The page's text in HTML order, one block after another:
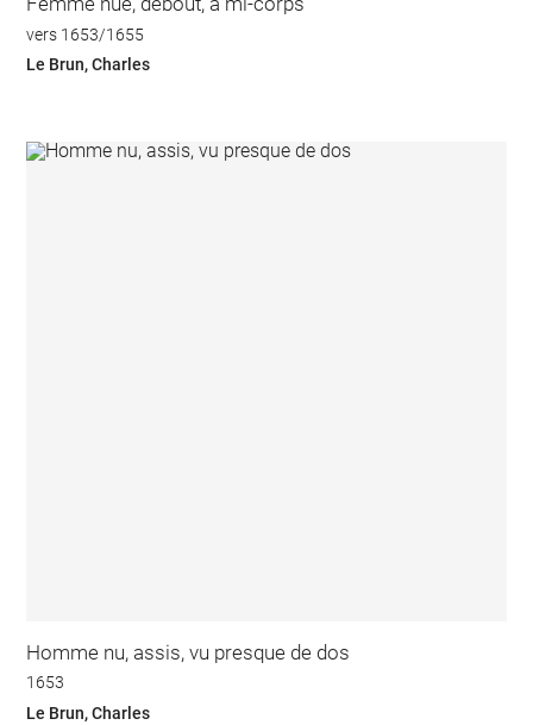
vers 1653/1655
Le Brun, Charles
Homme nu, assis, vu presque de dos
1653
Le Brun, Charles